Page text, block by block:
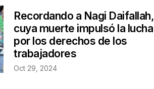
Recordando a Nagi Daifallah,
cuya muerte impulsó la lucha
por los derechos de los
trabajadores
Oct 29, 2024